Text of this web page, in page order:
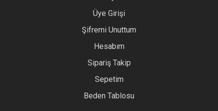
Üye Girişi
Şifremi Unuttum
Hesabım
Sipariş Takip
Sepetim
Beden Tablosu